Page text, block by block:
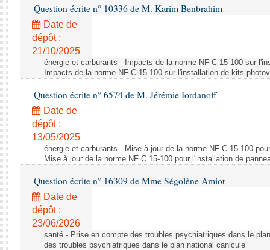
Question écrite n° 10336 de M. Karim Benbrahim
Date de
dépôt :
21/10/2025
énergie et carburants - Impacts de la norme NF C 15-100 sur
Impacts de la norme NF C 15-100 sur l'installation de kits
Question écrite n° 6574 de M. Jérémie Iordanoff
Date de
dépôt :
13/05/2025
énergie et carburants - Mise à jour de la norme NF C 15-100
Mise à jour de la norme NF C 15-100 pour l'installation de
Question écrite n° 16309 de Mme Ségolène Amiot
Date de
dépôt :
23/06/2026
santé - Prise en compte des troubles psychiatriques dans le
des troubles psychiatriques dans le plan national canicule